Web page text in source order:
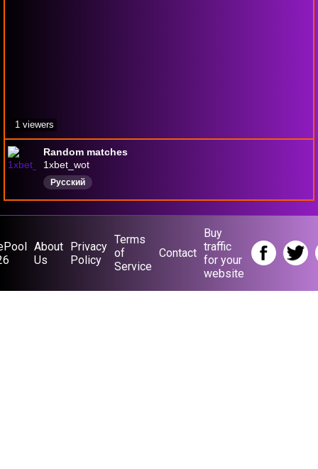
Random matches
1xbet_wot
Русский
1 viewers
About
Us
Privacy
Policy
Terms
of
Service
Contact
Buy
traffic
for your
website